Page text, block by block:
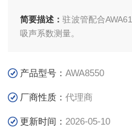
简要描述：驻波管配合
吸声系数测量。
产品型号：AWA8550
厂商性质：代理商
更新时间： 2026-05-10